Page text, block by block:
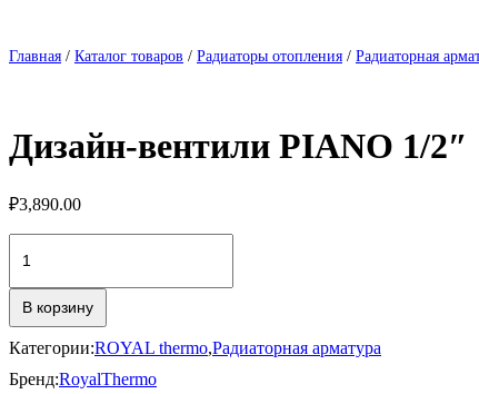
Главная / Каталог товаров / Радиаторы отопления / Радиаторная
Дизайн-вентили PIANO 1/2″
₽3,890.00
товара
вентили
PIANO
1/2"
В корзину
Категории:ROYAL thermo,Радиаторная арматура
Бренд:RoyalThermo